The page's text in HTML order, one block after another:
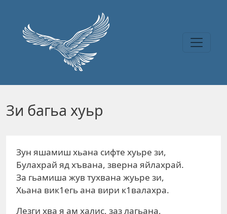
Зи багьа хуьр
Зун яшамиш хьана сифте хуьре зи,
Булахрай яд хъвана, зверна яйлахрай.
За гьамиша жув тухвана жуьре зи,
Хьана вик1егь ана вири к1валахра.
Лезги хва я ам халис, заз лагьана,